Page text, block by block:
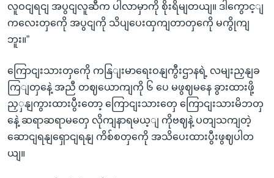
လူဝငျရငျ အပွငျလူဆီက ပါလာမှာကို စိုးရိမျတယျ။ ဒါကွောင့ျ
ကလေးတှကေို အပွငျကို သိပျပေးထှကျတာတှကေို မကွိုကျ
ဘူး။”
ကြောငျးသားတှကေို ကနြျးမာရေးဝနျကွီးဌာနရဲ့ လမျးညှနျခ
ကြျတှနေဲ့ အညီ တဈယောကျကို ၆ ပေ မဖွဈမနေ ခွားထားဖို့
ညှှနျကွားထားပွီးတော့ ကြောငျးသားတှေ ကြောငျးသားမိဘတှ
နေဲ့ ဆရာဆရာမတှေ လိုကျနာရမယ့ျ ကိုဗဈနဲ့ ပတျသကျတဲ့
ဆောငျရနျရှောငျရနျ ကိစ်စတှကေို အသိပေးထားပွီးဖွဈပါတ
ယျ။